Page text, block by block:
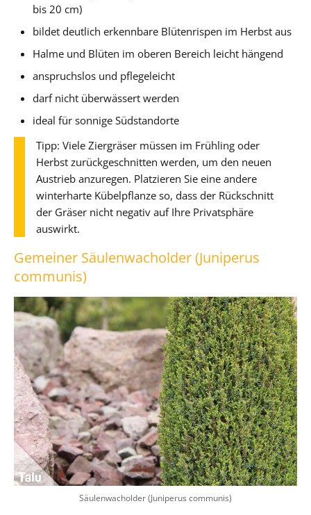
bis 20 cm)
bildet deutlich erkennbare Blütenrispen im Herbst aus
Halme und Blüten im oberen Bereich leicht hängend
anspruchslos und pflegeleicht
darf nicht überwässert werden
ideal für sonnige Südstandorte
Tipp: Viele Ziergräser müssen im Frühling oder
Herbst zurückgeschnitten werden, um den neuen
Austrieb anzuregen. Platzieren Sie eine andere
winterharte Kübelpflanze so, dass der Rückschnitt
der Gräser nicht negativ auf Ihre Privatsphäre
auswirkt.
Gemeiner Säulenwacholder (Juniperus
communis)
Säulenwacholder (Juniperus communis)